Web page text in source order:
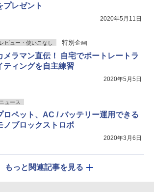
プレゼント
2020年5月11日
レビュー・使いこなし 特別企画
メラマン直伝！ 自宅でポートレートラ
ティングを自主練習
2020年5月5日
ニュース
ロペット、AC / バッテリー運用できる
ノブロックストロボ
2020年3月6日
もっと関連記事を見る